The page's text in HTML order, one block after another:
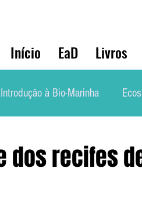
Início EaD Livros
Introdução à Bio-Marinha
dos recifes